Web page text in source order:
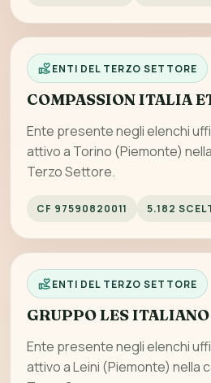
ENTI DEL TERZO SETTORE
COMPASSION ITALIA
Ente presente negli elenchi
attivo a Torino (Piemonte)
Terzo Settore.
CF 97590820011 5.182
ENTI DEL TERZO SETTORE
GRUPPO LES
Ente presente negli elenchi
attivo a Leini (Piemonte) nella